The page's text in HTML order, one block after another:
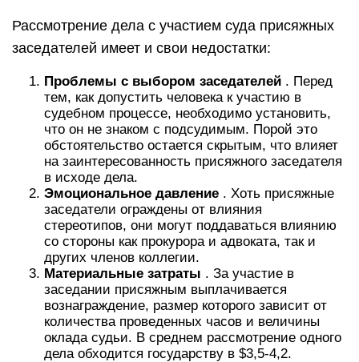
Рассмотрение дела с участием суда присяжных
заседателей имеет и свои недостатки:
Проблемы с выбором заседателей . Перед
тем, как допустить человека к участию в
судебном процессе, необходимо установить,
что он не знаком с подсудимым. Порой это
обстоятельство остается скрытым, что влияет
на заинтересованность присяжного заседателя
в исходе дела.
Эмоциональное давление . Хоть присяжные
заседатели ограждены от влияния
стереотипов, они могут поддаваться влиянию
со стороны как прокурора и адвоката, так и
других членов коллегии.
Материальные затраты . За участие в
заседании присяжным выплачивается
вознаграждение, размер которого зависит от
количества проведенных часов и величины
оклада судьи. В среднем рассмотрение одного
дела обходится государству в $3,5-4,2.